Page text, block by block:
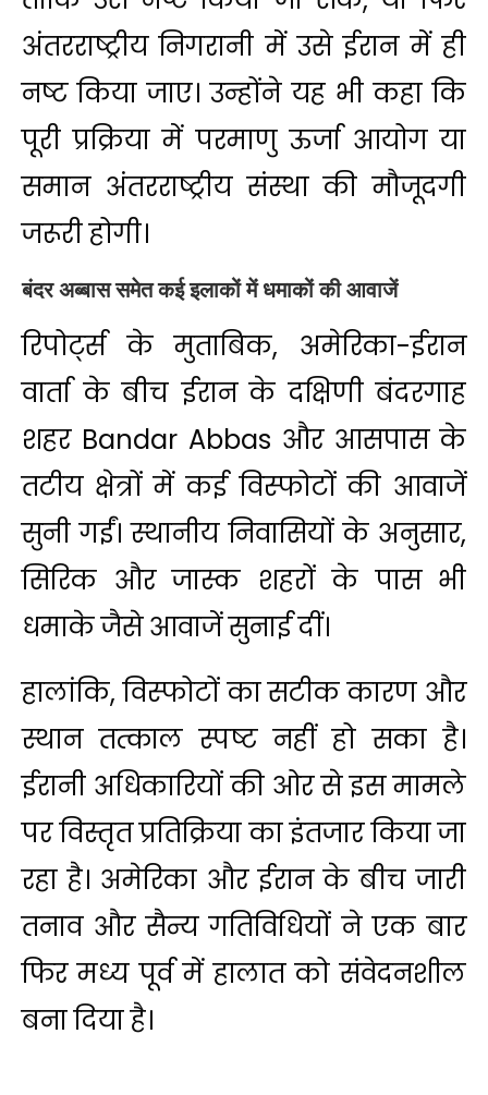
अंतरराष्ट्रीय निगरानी में उसे ईरान में ही
नष्ट किया जाए। उन्होंने यह भी कहा कि
पूरी प्रक्रिया में परमाणु ऊर्जा आयोग या
समान अंतरराष्ट्रीय संस्था की मौजूदगी
जरूरी होगी।
बंदर अब्बास समेत कई इलाकों में धमाकों की आवाजें
रिपोर्ट्स के मुताबिक, अमेरिका-ईरान
वार्ता के बीच ईरान के दक्षिणी बंदरगाह
शहर Bandar Abbas और आसपास के
तटीय क्षेत्रों में कई विस्फोटों की आवाजें
सुनी गईं। स्थानीय निवासियों के अनुसार,
सिरिक और जास्क शहरों के पास भी
धमाके जैसे आवाजें सुनाई दीं।
हालांकि, विस्फोटों का सटीक कारण और
स्थान तत्काल स्पष्ट नहीं हो सका है।
ईरानी अधिकारियों की ओर से इस मामले
पर विस्तृत प्रतिक्रिया का इंतजार किया जा
रहा है। अमेरिका और ईरान के बीच जारी
तनाव और सैन्य गतिविधियों ने एक बार
फिर मध्य पूर्व में हालात को संवेदनशील
बना दिया है।